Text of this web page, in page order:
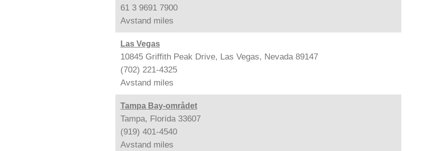
61 3 9691 7900
Avstand miles
Las Vegas
10845 Griffith Peak Drive, Las Vegas, Nevada 89147
(702) 221-4325
Avstand miles
Tampa Bay-området
Tampa, Florida 33607
(919) 401-4540
Avstand miles